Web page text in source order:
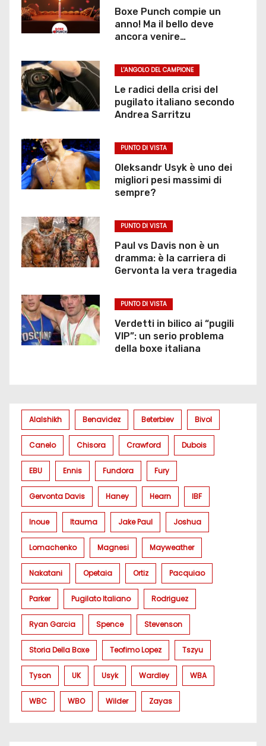
Boxe Punch compie un
anno! Ma il bello deve
ancora venire…
L'ANGOLO DEL CAMPIONE
Le radici della crisi del
pugilato italiano secondo
Andrea Sarritzu
PUNTO DI VISTA
Oleksandr Usyk è uno dei
migliori pesi massimi di
sempre?
PUNTO DI VISTA
Paul vs Davis non è un
dramma: è la carriera di
Gervonta la vera tragedia
PUNTO DI VISTA
Verdetti in bilico ai “pugili
VIP”: un serio problema
della boxe italiana
Alalshikh Benavidez Beterbiev Bivol
Canelo Chisora Crawford Dubois
EBU Ennis Fundora Fury
Gervonta Davis Haney Hearn IBF
Inoue Itauma Jake Paul Joshua
Lomachenko Magnesi Mayweather
Nakatani Opetaia Ortiz Pacquiao
Parker Pugilato Italiano Rodriguez
Ryan Garcia Spence Stevenson
Storia Della Boxe Teofimo Lopez Tszyu
Tyson UK Usyk Wardley WBA
WBC WBO Wilder Zayas